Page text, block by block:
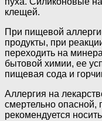
клещей.
При пищевой
продукты, при
переходить на
бытовой химии, ее
пищевая сода и
Аллергия на
смертельно опасной,
рекомендуется